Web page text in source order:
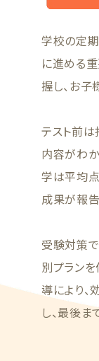
学校の定
に進める
握し、お子
テスト前
内容がわか
学は平均
成果が報告
受験対策
別プラン
導により
し、最後ま